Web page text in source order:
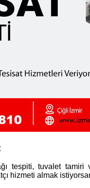
tespiti, tuvalet
hizmeti almak